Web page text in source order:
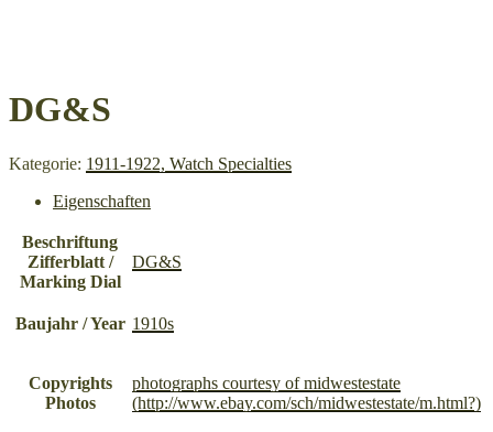
DG&S
Kategorie: 1911-1922, Watch Specialties
Eigenschaften
Beschriftung
Zifferblatt /
Marking Dial
DG&S
Baujahr / Year 1910s
Copyrights
Photos
photographs courtesy of midwestestate
(http://www.ebay.com/sch/midwestestate/m.html?)